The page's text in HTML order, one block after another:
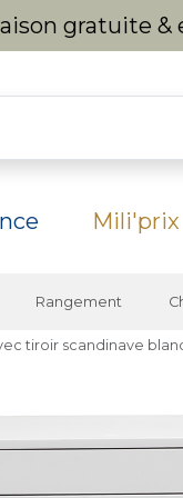
gratuite
Mili'prix
Rangement
tiroir scandinave